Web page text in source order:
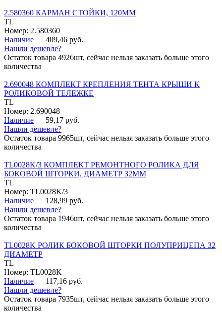
2.580360 КАРМАН СТОЙКИ, 120ММ
TL
Номер: 2.580360
Наличие
409,46 руб.
Нашли дешевле?
Остаток товара 4926шт, сейчас нельзя заказать больше этого
количества
2.690048 КОМПЛЕКТ КРЕПЛЕНИЯ ТЕНТА КРЫШИ К
РОЛИКОВОЙ ТЕЛЕЖКЕ
TL
Номер: 2.690048
Наличие
59,17 руб.
Нашли дешевле?
Остаток товара 9965шт, сейчас нельзя заказать больше этого
количества
TL0028K/3 КОМПЛЕКТ РЕМОНТНОГО РОЛИКА ДЛЯ
БОКОВОЙ ШТОРКИ, ДИАМЕТР 32ММ
TL
Номер: TL0028K/3
Наличие
128,99 руб.
Нашли дешевле?
Остаток товара 1946шт, сейчас нельзя заказать больше этого
количества
TL0028K РОЛИК БОКОВОЙ ШТОРКИ ПОЛУПРИЦЕПА 32
ДИАМЕТР
TL
Номер: TL0028K
Наличие
117,16 руб.
Нашли дешевле?
Остаток товара 7935шт, сейчас нельзя заказать больше этого
количества